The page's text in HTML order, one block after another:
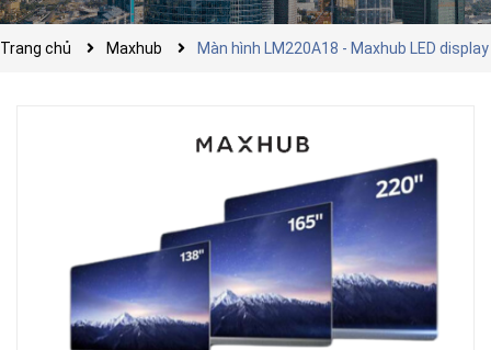
Trang chủ Maxhub Màn hình LM220A18 - Maxhub LED display